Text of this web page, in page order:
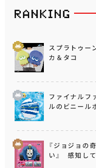
スプラトゥ
カ＆タコ
ファイナル
ルのビニール
『ジョジョの
い』 感知し